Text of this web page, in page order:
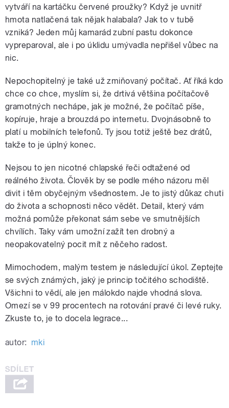
vytváří na kartáčku červené proužky? Když je uvnitř
hmota natlačená tak nějak halabala? Jak to v tubě
vzniká? Jeden můj kamarád zubní pastu dokonce
vypreparoval, ale i po úklidu umývadla nepřišel vůbec na
nic.
Nepochopitelný je také už zmiňovaný počítač. Ať říká kdo
chce co chce, myslím si, že drtivá většina počítačově
gramotných nechápe, jak je možné, že počítač píše,
kopíruje, hraje a brouzdá po internetu. Dvojnásobně to
platí u mobilních telefonů. Ty jsou totiž ještě bez drátů,
takže to je úplný konec.
Nejsou to jen nicotné chlapské řeči odtažené od
reálného života. Člověk by se podle mého názoru měl
divit i těm obyčejným všednostem. Je to jistý důkaz chuti
do života a schopnosti něco vědět. Detail, který vám
možná pomůže překonat sám sebe ve smutnějších
chvílích. Taky vám umožní zažít ten drobný a
neopakovatelný pocit mít z něčeho radost.
Mimochodem, malým testem je následující úkol. Zeptejte
se svých známých, jaký je princip točitého schodiště.
Všichni to vědí, ale jen málokdo najde vhodná slova.
Omezí se v 99 procentech na rotování pravé či levé ruky.
Zkuste to, je to docela legrace...
autor: mki